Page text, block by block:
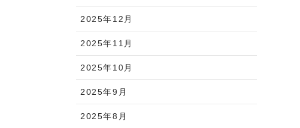
2025年12月
2025年11月
2025年10月
2025年9月
2025年8月